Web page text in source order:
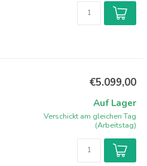
€5.099,00
Auf Lager
Verschickt am gleichen Tag
(Arbeitstag)